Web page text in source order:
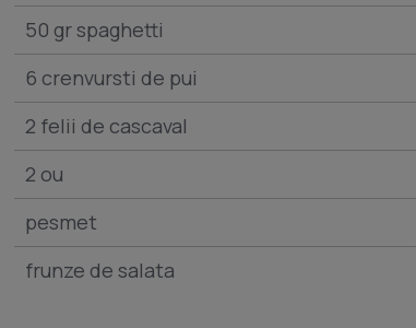
50 gr spaghetti
6 crenvursti de pui
2 felii de cascaval
2 ou
pesmet
frunze de salata